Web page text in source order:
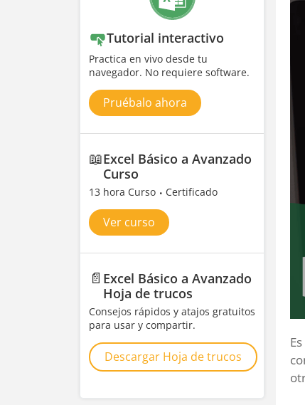
Tutorial interactivo
Practica en vivo desde tu
navegador. No requiere software.
Pruébalo ahora
📖Excel Básico a Avanzado
Curso
13 hora Curso Certificado
Ver curso
📄 Excel Básico a Avanzado
Hoja de trucos
Consejos rápidos y atajos gratuitos
para usar y compartir.
Descargar Hoja de trucos